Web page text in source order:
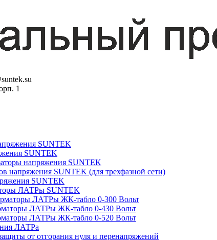
1
SUNTEK
SUNTEK
напряжения SUNTEK
напряжения SUNTEK (для трехфазной сети)
SUNTEK
ЛАТРы SUNTEK
ЛАТРы ЖК-табло 0-300 Вольт
ЛАТРы ЖК-табло 0-430 Вольт
ЛАТРы ЖК-табло 0-520 Вольт
ЛАТРа
от отгорания нуля и перенапряжений